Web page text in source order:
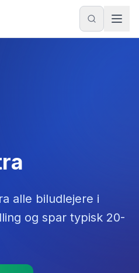
alle biludlejere i
og spar typisk 20-